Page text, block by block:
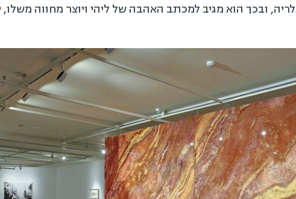
ובכך הוא מגיב למכתב האהבה של ליהי ויוצר מחווה משלו,